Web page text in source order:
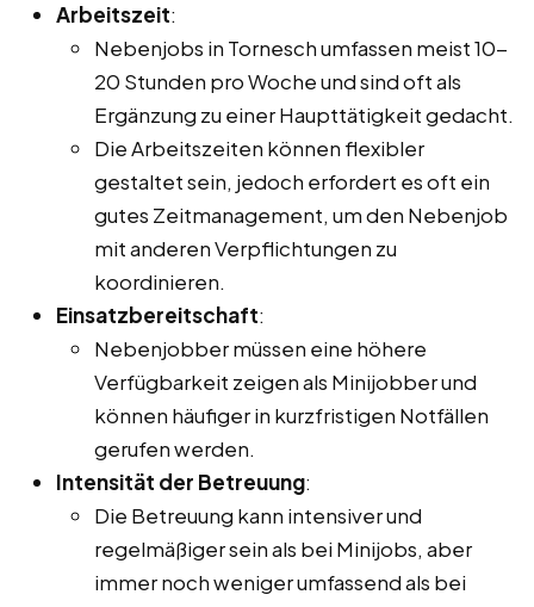
Arbeitszeit:
Nebenjobs in Tornesch umfassen meist 10-
20 Stunden pro Woche und sind oft als
Ergänzung zu einer Haupttätigkeit gedacht.
Die Arbeitszeiten können flexibler
gestaltet sein, jedoch erfordert es oft ein
gutes Zeitmanagement, um den Nebenjob
mit anderen Verpflichtungen zu
koordinieren.
Einsatzbereitschaft:
Nebenjobber müssen eine höhere
Verfügbarkeit zeigen als Minijobber und
können häufiger in kurzfristigen Notfällen
gerufen werden.
Intensität der Betreuung:
Die Betreuung kann intensiver und
regelmäßiger sein als bei Minijobs, aber
immer noch weniger umfassend als bei